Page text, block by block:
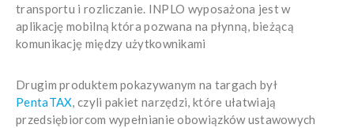
transportu i rozliczanie. INPLO wyposażona jest w
aplikację mobilną która pozwana na płynną, bieżącą
komunikację między użytkownikami
Drugim produktem pokazywanym na targach był
PentaTAX, czyli pakiet narzędzi, które ułatwiają
przedsiębiorcom wypełnianie obowiązków ustawowych